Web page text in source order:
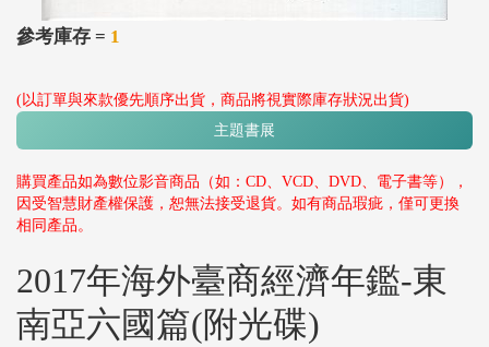
參考庫存 = 1
(以訂單與來款優先順序出貨，商品將視實際庫存狀況出貨)
主題書展
購買產品如為數位影音商品（如：CD、VCD、DVD、電子書等），
因受智慧財產權保護，恕無法接受退貨。如有商品瑕疵，僅可更換
相同產品。
2017年海外臺商經濟年鑑-東
南亞六國篇(附光碟)